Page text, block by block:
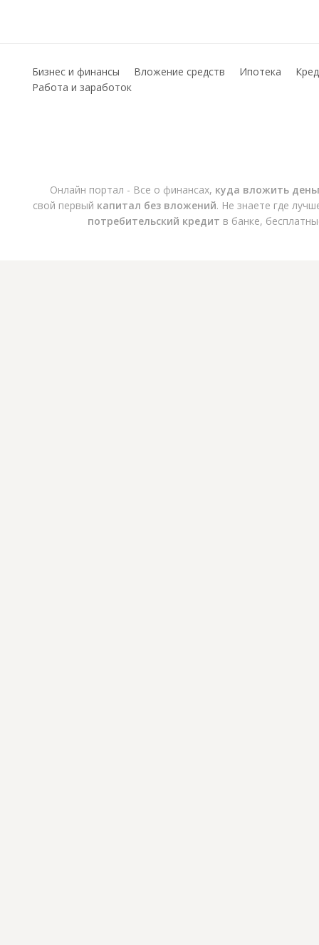
Бизнес и финансы Вложение средств Ипотека
Работа и заработок
Онлайн портал - Все о финансах, куда вложить
свой первый капитал без вложений. Не знаете где
потребительский кредит в банке,